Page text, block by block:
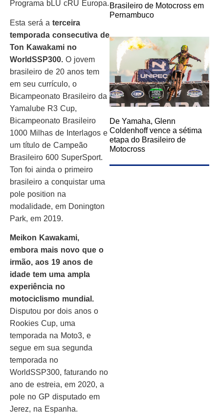
Programa bLU cRU Europa.
Esta será a terceira
temporada consecutiva de
Ton Kawakami no
WorldSSP300. O jovem
brasileiro de 20 anos tem
em seu currículo, o
Bicampeonato Brasileiro da
Yamalube R3 Cup,
Bicampeonato Brasileiro
1000 Milhas de Interlagos e
um título de Campeão
Brasileiro 600 SuperSport.
Ton foi ainda o primeiro
brasileiro a conquistar uma
pole position na
modalidade, em Donington
Park, em 2019.
Meikon Kawakami,
embora mais novo que o
irmão, aos 19 anos de
idade tem uma ampla
experiência no
motociclismo mundial.
Disputou por dois anos o
Rookies Cup, uma
temporada na Moto3, e
segue em sua segunda
temporada no
WorldSSP300, faturando no
ano de estreia, em 2020, a
pole no GP disputado em
Jerez, na Espanha.
Brasileiro de Motocross em
Pernambuco
De Yamaha, Glenn
Coldenhoff vence a sétima
etapa do Brasileiro de
Motocross